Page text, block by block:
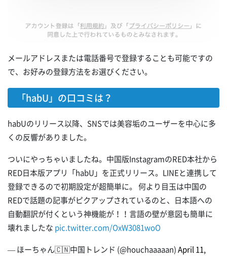
メールアドレスまたは電話番号で登録することも可能ですの
で、お好みの登録方法をお選びください。
「habU」の口コミは？
habUのリリース以降、SNSでは美容垢のユーザーを中心に多
くの反響がありました。
ついにやっちゃいましたね。中国版InstagramのRED本社から
RED日本版アプリ「habU」を正式リリース。LINEと連携して
登録できるので初期設定が超簡単に。 何より目玉は中国の
REDで話題の記事がピクアップされているのと、日本語への
自動翻訳が付くという神機能が！！言語の壁が意図も簡単に
壊れましたな pic.twitter.com/OxW3081woO
— ほーちゃん🇨🇳中国トレンド (@houchaaaaan)April 11,